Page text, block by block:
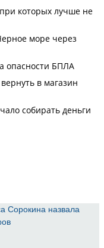
Сорокина назвала